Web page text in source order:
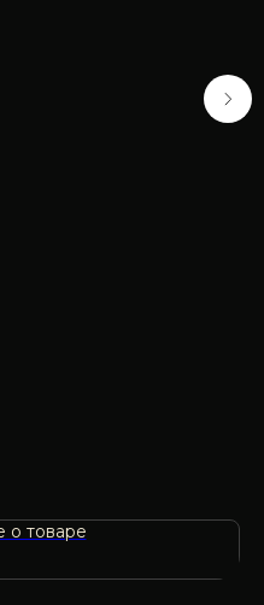
о товаре